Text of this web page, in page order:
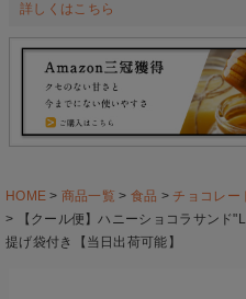
詳しくはこちら
HOME 商品一覧 食品
チョコレー
【クール便】ハニーショコラサンド
提げ袋付き【当日出荷可能】